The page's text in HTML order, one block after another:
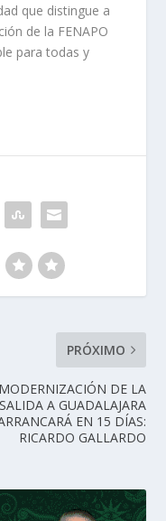
que distingue a
de la FENAPO
para todas y
PRÓXIMO
MODERNIZACIÓN DE LA
SALIDA A GUADALAJARA
EN 15 DÍAS:
RICARDO GALLARDO